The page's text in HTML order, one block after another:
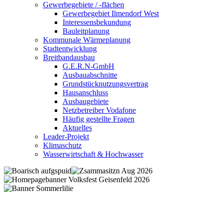
Gewerbegebiete / -flächen
Gewerbegebiet Ilmendorf West
Interessensbekundung
Bauleitplanung
Kommunale Wärmeplanung
Stadtentwicklung
Breitbandausbau
G.E.R.N-GmbH
Ausbauabschnitte
Grundstücknutzungsvertrag
Hausanschluss
Ausbaugebiete
Netzbetreiber Vodafone
Häufig gestellte Fragen
Aktuelles
Leader-Projekt
Klimaschutz
Wasserwirtschaft & Hochwasser